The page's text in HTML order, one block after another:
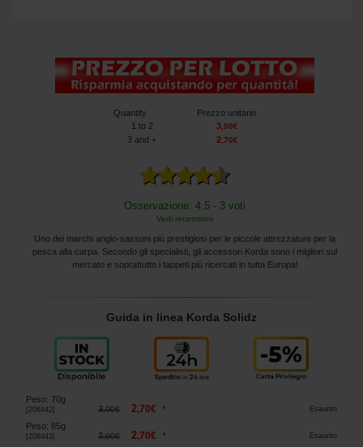
Quantity
Prezzo unitario
1 to 2 3 ,00€
3 and + 2 ,70€
Osservazione: 4.5 - 3 voti
Vedi recensioni
Uno dei marchi anglo-sassoni più prestigiosi per le piccole attrezzature per la
pesca alla carpa. Secondo gli specialisti, gli accessori Korda sono i migliori sul
mercato e soprattutto i tappeti più ricercati in tutta Europa!
Guida in linea Korda Solidz
Peso: 70g
208442] 3,00€ 2,70€ * Esaurito
Peso: 85g
208443 ] 3,00€ 2,70€ * Esaurito